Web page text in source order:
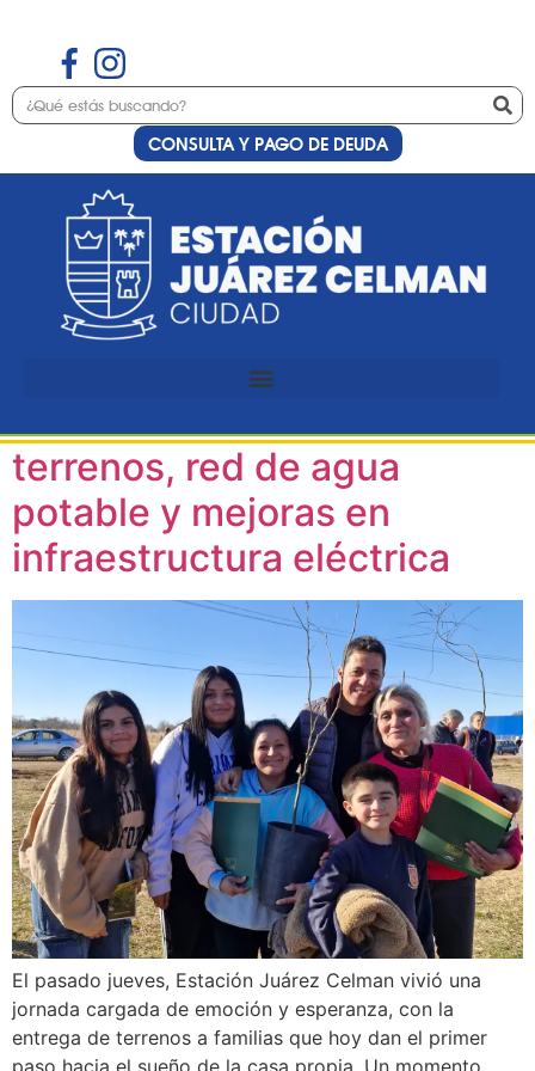
CONSULTA Y PAGO DE DEUDA
Etiqueta:red de
agua potable
Un paso fundamental para
terrenos, red de agua
potable y mejoras en
infraestructura eléctrica
El pasado jueves, Estación Juárez Celman vivió una
jornada cargada de emoción y esperanza, con la
entrega de terrenos a familias que hoy dan el primer
paso hacia el sueño de la casa propia. Un momento